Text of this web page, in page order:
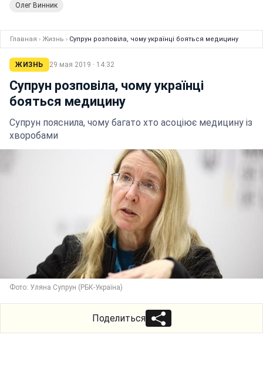
Олег Винник
Главная › Жизнь › Супрун розповіла, чому українці бояться медицину
ЖИЗНЬ 29 мая 2019 · 14:32
Супрун розповіла, чому українці
бояться медицину
Супрун пояснила, чому багато хто асоціює медицину із
хворобами
Фото: Уляна Супрун (РБК-Україна)
Поделиться